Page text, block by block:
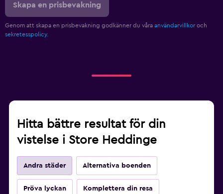
Skapa en prisbevakning
Genom att skapa en prisbevakning godkänner du våra användarvillkor och
sekretesspolicy.
Hitta bättre resultat för din
vistelse i Store Heddinge
Andra städer Alternativa boenden
Pröva lyckan Komplettera din resa